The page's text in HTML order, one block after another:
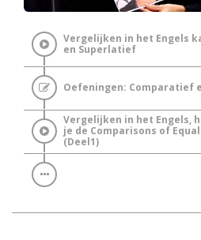
Vergelijken in het Engels
en Superlatief
Oefeningen: Comparatief
Vergelijken in het Engels,
je de Comparisons of
(Deel1)